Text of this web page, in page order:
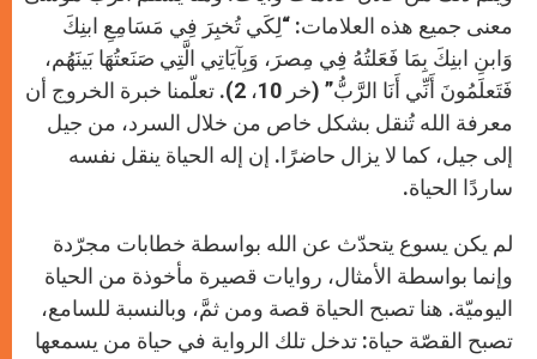
معنى جميع هذه العلامات: “لِكَي تُخبِرَ فِي مَسَامِعِ ابنِكَ
وَابنِ ابنِكَ بِمَا فَعَلتُهُ فِي مِصرَ، وَبِآيَاتِي الَّتِي صَنَعتُهَا بَينَهُم،
فَتَعلَمُونَ أَنِّي أَنَا الرَّبُّ” (خر 10، 2). تعلّمنا خبرة الخروج أن
معرفة الله تُنقل بشكل خاص من خلال السرد، من جيل
إلى جيل، كما لا يزال حاضرًا. إن إله الحياة ينقل نفسه
ساردًا الحياة.
لم يكن يسوع يتحدّث عن الله بواسطة خطابات مجرّدة
وإنما بواسطة الأمثال، روايات قصيرة مأخوذة من الحياة
اليوميّة. هنا تصبح الحياة قصة ومن ثمَّ، وبالنسبة للسامع،
تصبح القصّة حياة: تدخل تلك الرواية في حياة من يسمعها